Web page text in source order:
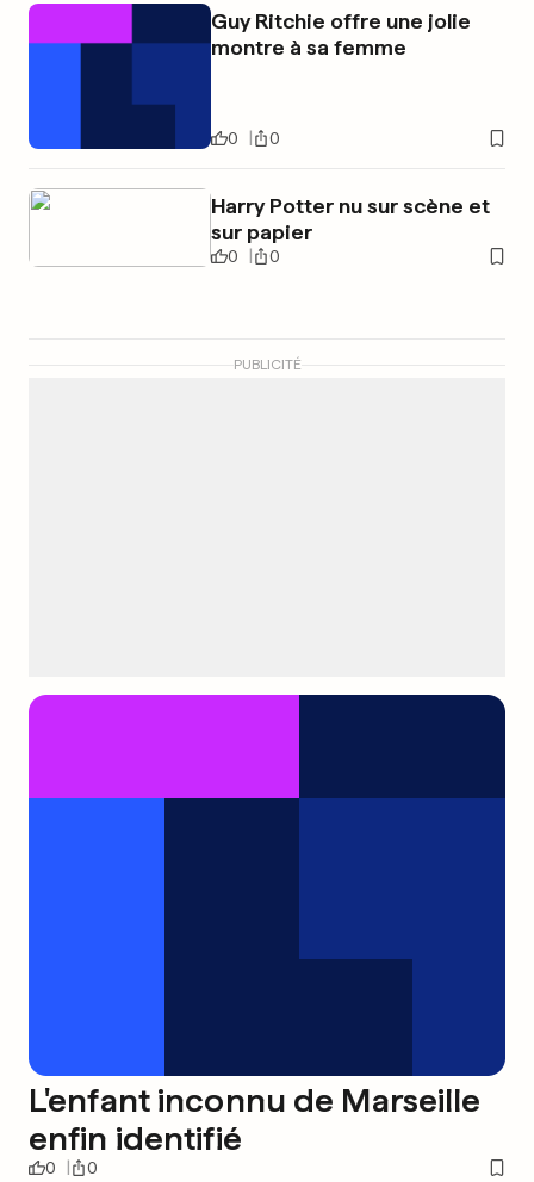
Guy Ritchie offre une jolie
montre à sa femme
0 0
Harry Potter nu sur scène et
sur papier
0 0
PUBLICITÉ
L'enfant inconnu de Marseille
enfin identifié
0 0